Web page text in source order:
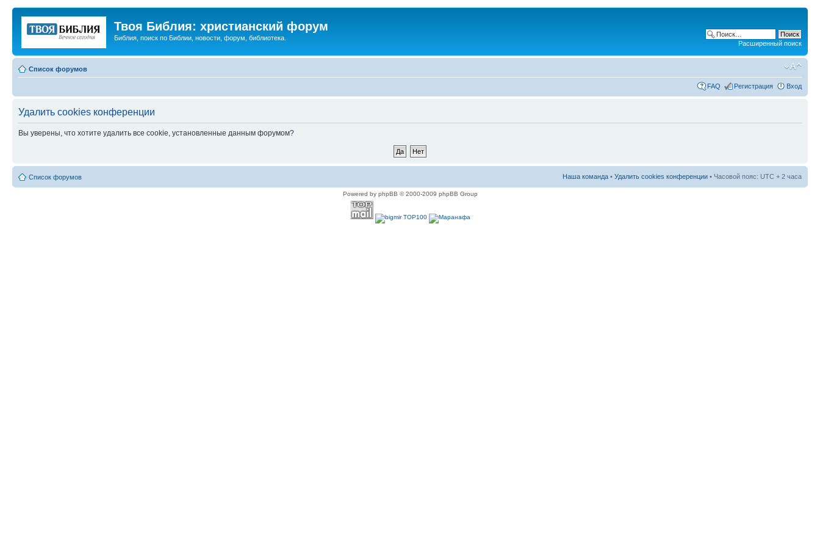
Твоя Библия: христианский форум
Библия, поиск по Библии, новости, форум, библиотека.
Расширенный поиск
Список форумов
FAQ Регистрация Вход
Удалить cookies конференции
Вы уверены, что хотите удалить все cookie, установленные данным форумом?
Список форумов Наша команда • Удалить cookies конференции • Часовой пояс: UTC + 2 часа
Powered by phpBB © 2000-2009 phpBB Group